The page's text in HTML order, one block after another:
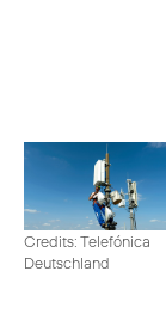
Credits: Telefónica
Deutschland